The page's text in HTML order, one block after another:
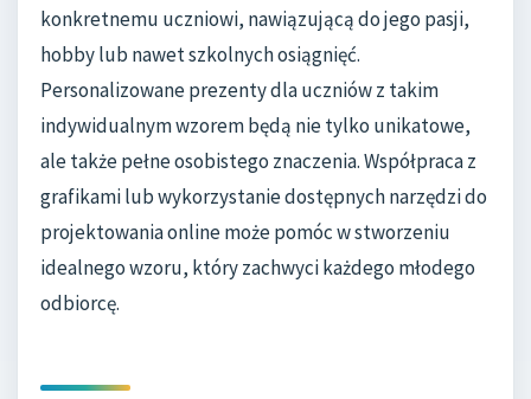
konkretnemu uczniowi, nawiązującą do jego pasji,
hobby lub nawet szkolnych osiągnięć.
Personalizowane prezenty dla uczniów z takim
indywidualnym wzorem będą nie tylko unikatowe,
ale także pełne osobistego znaczenia. Współpraca z
grafikami lub wykorzystanie dostępnych narzędzi do
projektowania online może pomóc w stworzeniu
idealnego wzoru, który zachwyci każdego młodego
odbiorcę.